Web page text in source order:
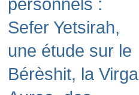
personnels :
Sefer Yetsirah,
une étude sur le
Bérèshit, la Virga